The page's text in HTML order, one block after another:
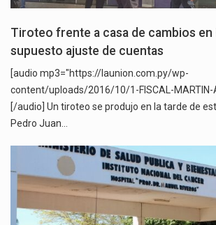
Tiroteo frente a casa de cambios en
supuesto ajuste de cuentas
[audio mp3="https://launion.com.py/wp-
content/uploads/2016/10/1-FISCAL-MARTIN-
[/audio] Un tiroteo se produjo en la tarde de
Pedro Juan…